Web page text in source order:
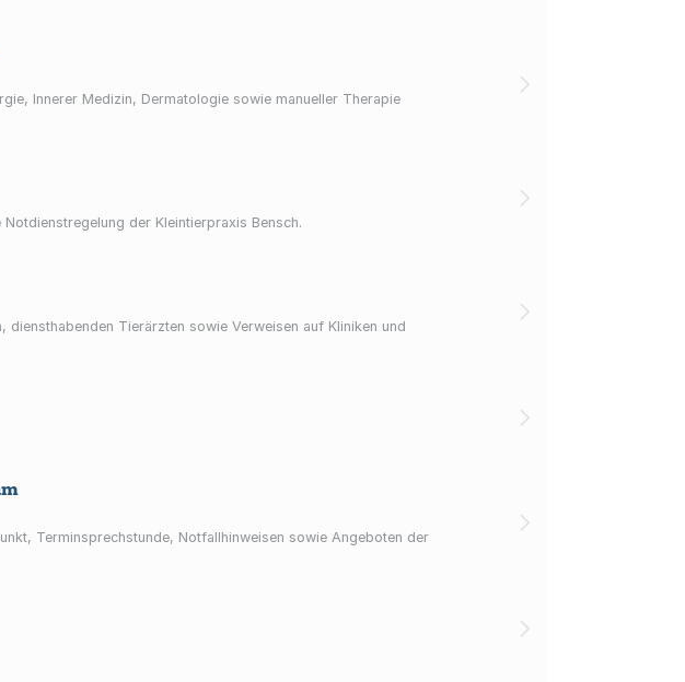
Innerer Medizin, Dermatologie sowie manueller Therapie
der Kleintierpraxis Bensch.
Tierärzten sowie Verweisen auf Kliniken und
Terminsprechstunde, Notfallhinweisen sowie Angeboten der